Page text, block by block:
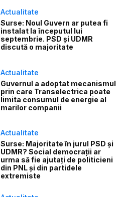
Actualitate
Surse: Noul Guvern ar putea fi
instalat la începutul lui
septembrie. PSD și UDMR
discută o majoritate
Actualitate
Guvernul a adoptat mecanismul
prin care Transelectrica poate
limita consumul de energie al
marilor companii
Actualitate
Surse: Majoritate în jurul PSD și
UDMR? Social democrații ar
urma să fie ajutați de politicieni
din PNL și din partidele
extremiste